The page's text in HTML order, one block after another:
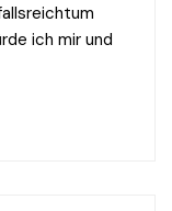
ich mir und